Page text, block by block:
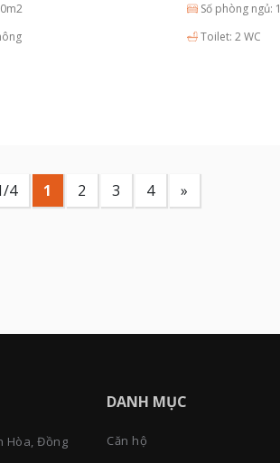
Số phòng ngủ: 1
Toilet: 2 WC
4 1 2 3 4 »
Hòa, Đồng
DANH MỤC
Căn hộ